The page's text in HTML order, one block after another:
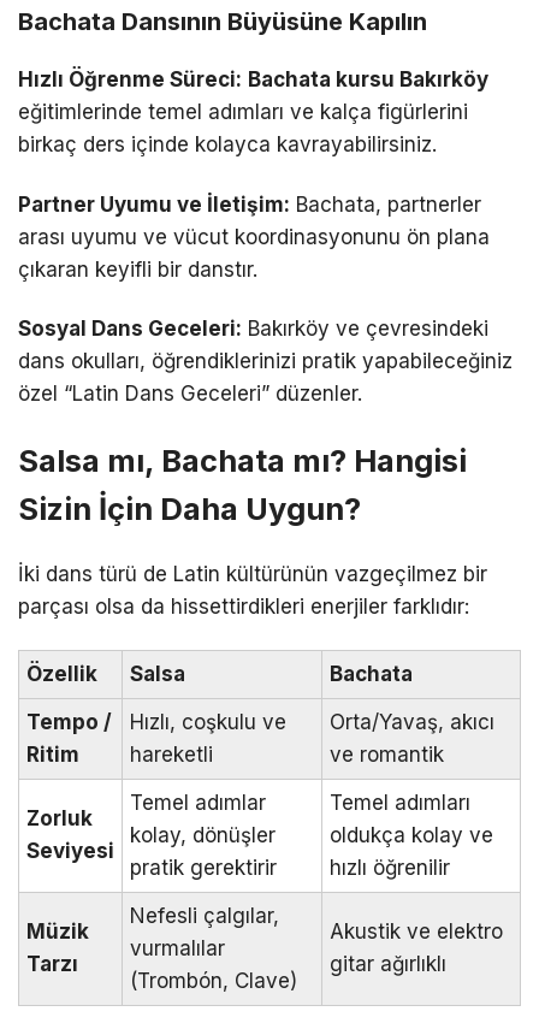
Bachata Dansının Büyüsüne Kapılın
Hızlı Öğrenme Süreci: Bachata kursu Bakırköy
eğitimlerinde temel adımları ve kalça figürlerini
birkaç ders içinde kolayca kavrayabilirsiniz.
Partner Uyumu ve İletişim: Bachata, partnerler
arası uyumu ve vücut koordinasyonunu ön plana
çıkaran keyifli bir danstır.
Sosyal Dans Geceleri: Bakırköy ve çevresindeki
dans okulları, öğrendiklerinizi pratik yapabileceğiniz
özel “Latin Dans Geceleri” düzenler.
Salsa mı, Bachata mı? Hangisi
Sizin İçin Daha Uygun?
İki dans türü de Latin kültürünün vazgeçilmez bir
parçası olsa da hissettirdikleri enerjiler farklıdır:
Özellik Salsa
Bachata
Tempo /
Ritim
Hızlı, coşkulu ve
hareketli
Orta/Yavaş, akıcı
ve romantik
Zorluk
Seviyesi
Temel adımlar
kolay, dönüşler
pratik gerektirir
Temel adımları
oldukça kolay ve
hızlı öğrenilir
Müzik
Tarzı
Nefesli çalgılar,
vurmalılar
(Trombón, Clave)
Akustik ve elektro
gitar ağırlıklı